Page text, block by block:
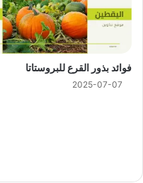
فوائد بذور القرع للبروستاتا
2025-07-07